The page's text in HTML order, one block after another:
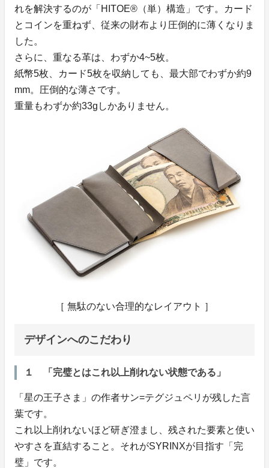
れを解決するのが「HITOE®（単）構造」です。カード
とコインを重ねず、従来の財布より圧倒的に薄くなりま
した。
さらに、重なる革は、わずか4~5枚。
紙幣5枚、カード5枚を収納しても、最大部でわずか約9
mm。圧倒的な薄さです。
重量もわずか約33gしかありません。
［ 無駄のない合理的なレイアウト ］
デザインへのこだわり
１ 「完璧とはこれ以上削れない状態である」
「星の王子さま」の作者サン=テグジュペリが残した言
葉です。
これ以上削れないほど研ぎ澄まし、残された要素と使い
やすさを直結すること。それがSYRINXが目指す「完
璧」です。